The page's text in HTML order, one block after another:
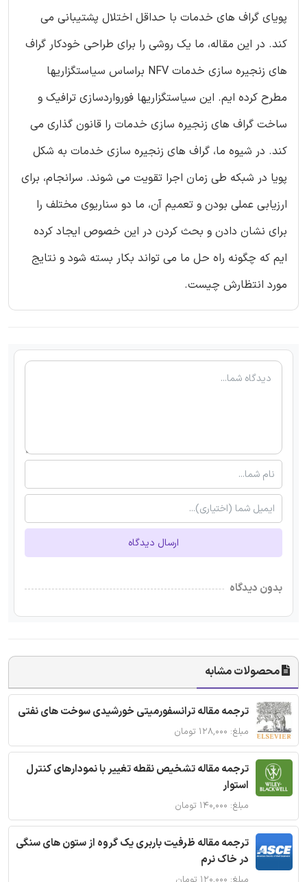
پویای گراف های خدمات با حداقل اختلال پشتیبانی می
کند. در این مقاله، ما یک روشی را برای طراحی خودکار گراف
های زنجیره سازی خدمات NFV براساس سیاستگزاریها
مطرح کرده ایم. این سیاستگزاریها فورواردسازی ترافیک و
ساخت گراف های زنجیره سازی خدمات را قانون گذاری می
کند. در شیوه ما، گراف های زنجیره سازی خدمات به شکل
پویا در شبکه طی زمان اجرا تقویت می شوند. سرانجام، برای
ارزیابی عملی بودن و تعمیم آن، ما دو سناریوی مختلف را
برای نشان دادن و بحث کردن در این خصوص ایجاد کرده
ایم که چگونه راه حل ما می تواند بکار بسته شود و نتایج
مورد انتظارش چیست.
ارسال دیدگاه
بدون دیدگاه
محصولات مشابه
ترجمه مقاله ترانسفورمیتی خورشیدی سوخت های نفتی
مبلغ: ۱۲۸,۰۰۰ تومان
ترجمه مقاله تشخیص نقطه تغییر با نمودارهای کنترل
استوار
مبلغ: ۱۴۰,۰۰۰ تومان
ترجمه مقاله ظرفیت باربری یک گروه از ستون های سنگی
در خاک نرم